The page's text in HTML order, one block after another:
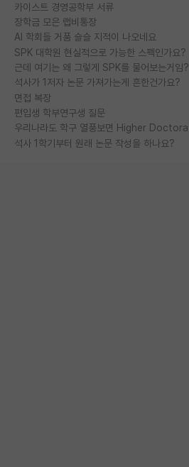
카이스트 경영공학부 서류
장학금 모은 랩비통장
AI 학회들 거품 슬슬 지적이 나오네요
SPK 대학원 현실적으로 가능한 스펙인가요?
근데 여기는 왜 그렇게 SPK를 물어보는거임?
석사가 1저자 논문 가져가는게 흔한건가요?
면접 복장
편입생 학부연구생 질문
석사 1학기부터 원래 논문 작성을 하나요?